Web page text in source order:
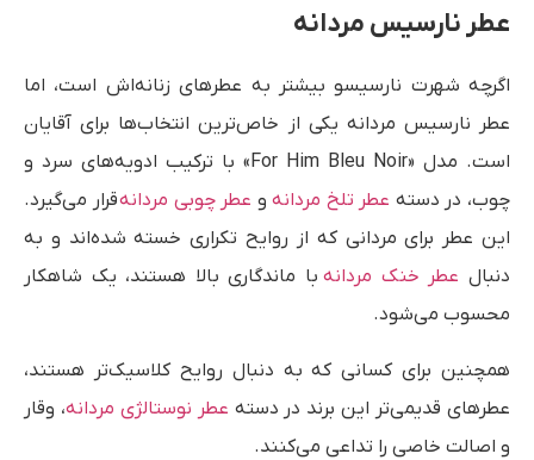
عطر نارسیس مردانه
اگرچه شهرت نارسیسو بیشتر به عطرهای زنانه‌اش است، اما
عطر نارسیس مردانه یکی از خاص‌ترین انتخاب‌ها برای آقایان
است. مدل «For Him Bleu Noir» با ترکیب ادویه‌های سرد و
چوب، در دسته عطر تلخ مردانهو عطر چوبی مردانهقرار می‌گیرد.
این عطر برای مردانی که از روایح تکراری خسته شده‌اند و به
دنبال عطر خنک مردانهبا ماندگاری بالا هستند، یک شاهکار
محسوب می‌شود.
همچنین برای کسانی که به دنبال روایح کلاسیک‌تر هستند،
عطرهای قدیمی‌تر این برند در دسته عطر نوستالژی مردانه، وقار
و اصالت خاصی را تداعی می‌کنند.